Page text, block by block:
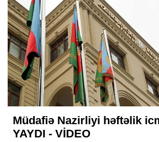
Müdafiə Nazirliyi həftəlik
YAYDI - VİDEO